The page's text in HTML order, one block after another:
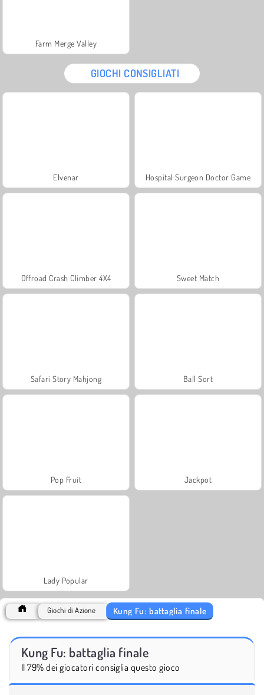
Farm Merge Valley
GIOCHI CONSIGLIATI
Elvenar Hospital Surgeon Doctor Game
Offroad Crash Climber 4X4 Sweet Match
Safari Story Mahjong Ball Sort
Pop Fruit Jackpot
Lady Popular
Giochi di Azione Kung Fu: battaglia finale
Kung Fu: battaglia finale
Il 79% dei giocatori consiglia questo gioco